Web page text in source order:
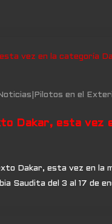
Pilotos en el
Dakar, esta vez
Dakar, esta vez en la
Saudita del 3 al 17 de